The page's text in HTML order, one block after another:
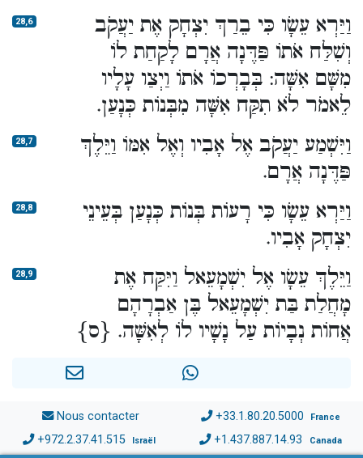
28,6
וַיַּרְא עֵשָׂו כִּי בֵרַךְ יִצְחָק אֶת יַעֲקֹב
וְשִׁלַּח אֹתוֹ פַּדֶּנָה אֲרָם לָקַחַת לוֹ
מִשָּׁם אִשָּׁה: בְּבָרְכוֹ אֹתוֹ וַיְצַו עָלָיו
לֵאמֹר לֹא תִקַּח אִשָּׁה מִבְּנוֹת כְּנָעַן.
28,7
וַיִּשְׁמַע יַעֲקֹב אֶל אָבִיו וְאֶל אִמּוֹ וַיֵּלֶךְ
פַּדֶּנָה אֲרָם.
28,8
וַיַּרְא עֵשָׂו כִּי רָעוֹת בְּנוֹת כְּנָעַן בְּעֵינֵי
יִצְחָק אָבִיו.
28,9
וַיֵּלֶךְ עֵשָׂו אֶל יִשְׁמָעֵאל וַיִּקַּח אֶת
מָחֲלַת בַּת יִשְׁמָעֵאל בֶּן אַבְרָהָם
אֲחוֹת נְבָיוֹת עַל נָשָׁיו לוֹ לְאִשָּׁה. {ס}
Nous contacter +33.1.80.20.5000 France
+972.2.37.41.515 Israël +1.437.887.14.93 Canada